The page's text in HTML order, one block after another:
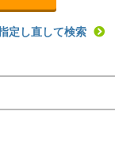
定し直して検索